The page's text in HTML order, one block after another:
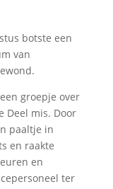
botste een
van
groepje over
Deel mis. Door
paaltje in
en raakte
en
ter